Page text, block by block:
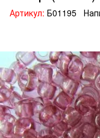
Артикул: Б01195